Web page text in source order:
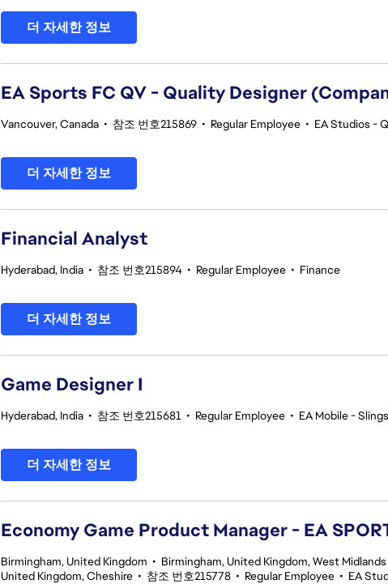
더 자세한 정보
EA Sports FC QV - Quality Designer
Vancouver, Canada • 참조 번호215869 • Regular Employee • EA Studios -
더 자세한 정보
Financial Analyst
Hyderabad, India • 참조 번호215894 • Regular Employee • Finance
더 자세한 정보
Game Designer I
Hyderabad, India • 참조 번호215681 • Regular Employee • EA Mobile -
더 자세한 정보
Economy Game Product Manager - EA
Birmingham, United Kingdom • Birmingham, United Kingdom, West Midlands
United Kingdom, Cheshire • 참조 번호215778 • Regular Employee • EA